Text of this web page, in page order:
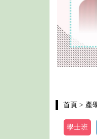
首頁 > 產
學士班